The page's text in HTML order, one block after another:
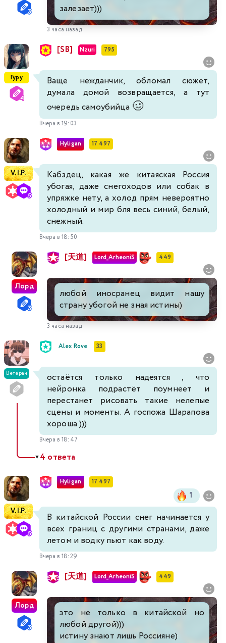
залезает)))
3 часа назад
Гуру
[SB] Nzuri 795
Ваще нежданчик, обломал сюжет,
думала домой возвращается, а тут
очередь самоубийца 🥴
Вчера в 19:03
V.I.P.
Hyligan 17 497
Кабздец, какая же китаяская Россия
убогая, даже снегоходов или собак в
упряжке нету, а холод прям невероятно
холодный и мир бля весь синий, белый,
снежный.
Вчера в 18:50
Лорд
[天道] Lord_ArheoniS 449
любой иносранец видит нашу
страну убогой не зная истины)
3 часа назад
Ветеран
Alex Rove 33
остаётся только надеятся , что
нейронка подрастёт поумнеет и
перестанет рисовать такие нелепые
сцены и моменты. А госпожа Шарапова
хороша )))
Вчера в 18:47
▼4 ответа
V.I.P.
Hyligan 17 497
1
В китайской России снег начинается у
всех границ с другими странами, даже
летом и водку пьют как воду.
Вчера в 18:29
Лорд
[天道] Lord_ArheoniS 449
это не только в китайской но
любой другой)))
истину знают лишь Россияне)